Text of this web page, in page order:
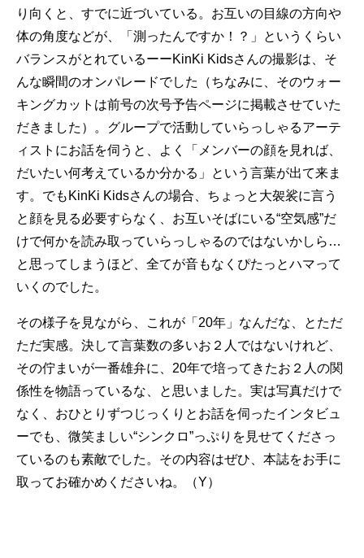
り向くと、すでに近づいている。お互いの目線の方向や
体の角度などが、「測ったんですか！？」というくらい
バランスがとれているーーKinKi Kidsさんの撮影は、そ
んな瞬間のオンパレードでした（ちなみに、そのウォー
キングカットは前号の次号予告ページに掲載させていた
だきました）。グループで活動していらっしゃるアーテ
ィストにお話を伺うと、よく「メンバーの顔を見れば、
だいたい何考えているか分かる」という言葉が出て来ま
す。でもKinKi Kidsさんの場合、ちょっと大袈裟に言う
と顔を見る必要すらなく、お互いそばにいる“空気感”だ
けで何かを読み取っていらっしゃるのではないかしら…
と思ってしまうほど、全てが音もなくぴたっとハマって
いくのでした。
その様子を見ながら、これが「20年」なんだな、とただ
ただ実感。決して言葉数の多いお２人ではないけれど、
その佇まいが一番雄弁に、20年で培ってきたお２人の関
係性を物語っているな、と思いました。実は写真だけで
なく、おひとりずつじっくりとお話を伺ったインタビュ
ーでも、微笑ましい“シンクロ”っぷりを見せてくださっ
ているのも素敵でした。その内容はぜひ、本誌をお手に
取ってお確かめくださいね。（Y）